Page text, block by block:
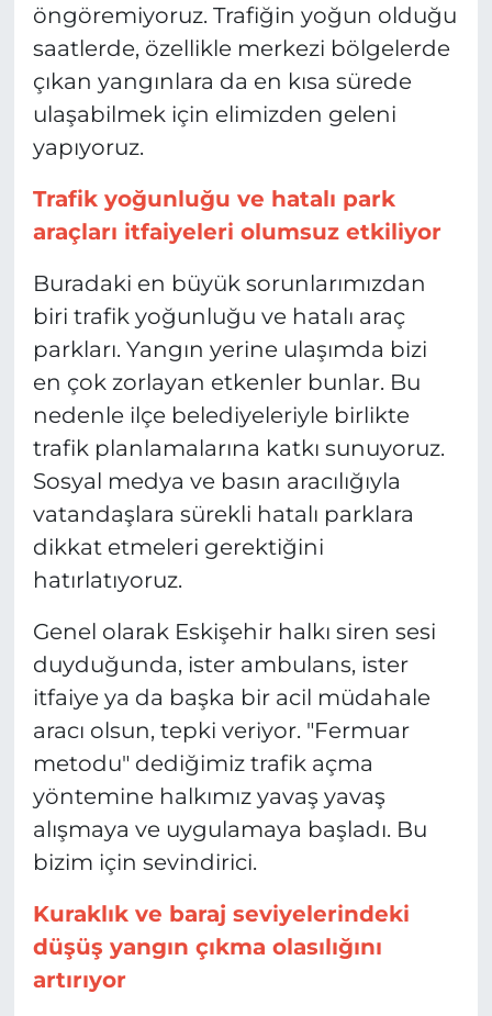
öngöremiyoruz. Trafiğin yoğun olduğu
saatlerde, özellikle merkezi bölgelerde
çıkan yangınlara da en kısa sürede
ulaşabilmek için elimizden geleni
yapıyoruz.
Trafik yoğunluğu ve hatalı park
araçları itfaiyeleri olumsuz etkiliyor
Buradaki en büyük sorunlarımızdan
biri trafik yoğunluğu ve hatalı araç
parkları. Yangın yerine ulaşımda bizi
en çok zorlayan etkenler bunlar. Bu
nedenle ilçe belediyeleriyle birlikte
trafik planlamalarına katkı sunuyoruz.
Sosyal medya ve basın aracılığıyla
vatandaşlara sürekli hatalı parklara
dikkat etmeleri gerektiğini
hatırlatıyoruz.
Genel olarak Eskişehir halkı siren sesi
duyduğunda, ister ambulans, ister
itfaiye ya da başka bir acil müdahale
aracı olsun, tepki veriyor. "Fermuar
metodu" dediğimiz trafik açma
yöntemine halkımız yavaş yavaş
alışmaya ve uygulamaya başladı. Bu
bizim için sevindirici.
Kuraklık ve baraj seviyelerindeki
düşüş yangın çıkma olasılığını
artırıyor